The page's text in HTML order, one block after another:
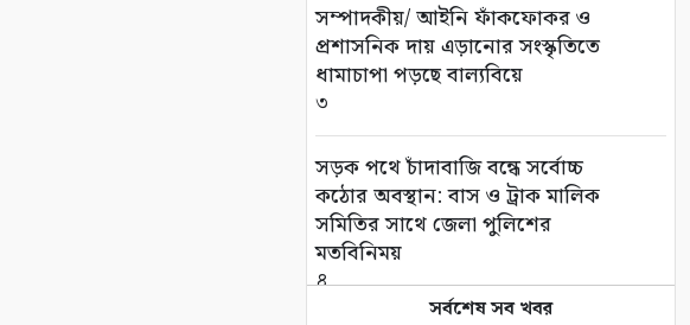
সম্পাদকীয়/ আইনি ফাঁকফোকর ও
প্রশাসনিক দায় এড়ানোর সংস্কৃতিতে
ধামাচাপা পড়ছে বাল্যবিয়ে
৩
সড়ক পথে চাঁদাবাজি বন্ধে সর্বোচ্চ
কঠোর অবস্থান: বাস ও ট্রাক মালিক
সমিতির সাথে জেলা পুলিশের
মতবিনিময়
৪
সর্বশেষ সব খবর